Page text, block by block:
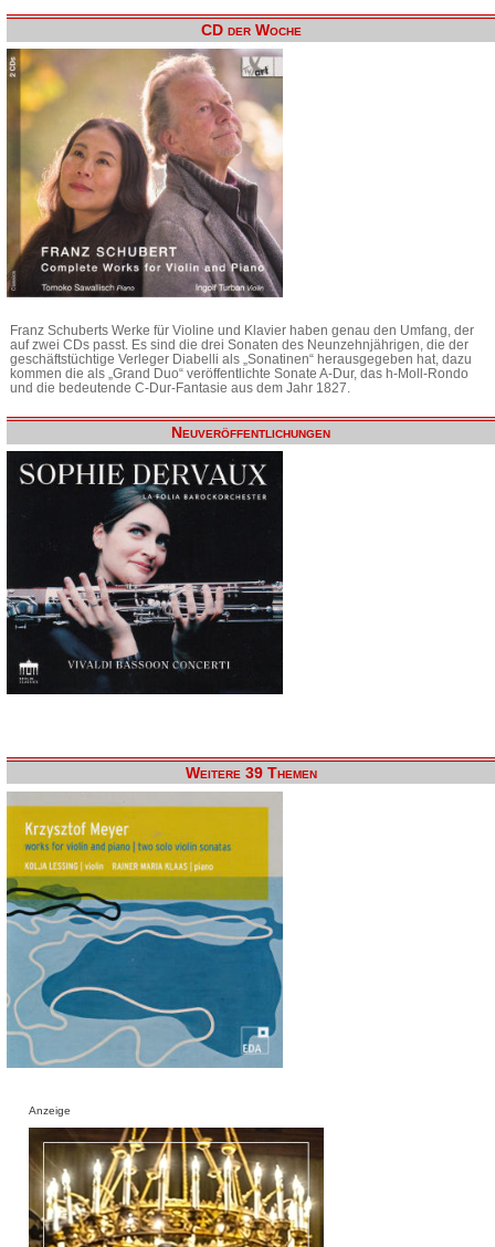
CD der Woche
Franz Schuberts Werke für Violine und Klavier haben genau den Umfang, der
auf zwei CDs passt. Es sind die drei Sonaten des Neunzehnjährigen, die der
geschäftstüchtige Verleger Diabelli als „Sonatinen“ herausgegeben hat, dazu
kommen die als „Grand Duo“ veröffentlichte Sonate A-Dur, das h-Moll-Rondo
und die bedeutende C-Dur-Fantasie aus dem Jahr 1827.
Neuveröffentlichungen
Weitere 39 Themen
Anzeige